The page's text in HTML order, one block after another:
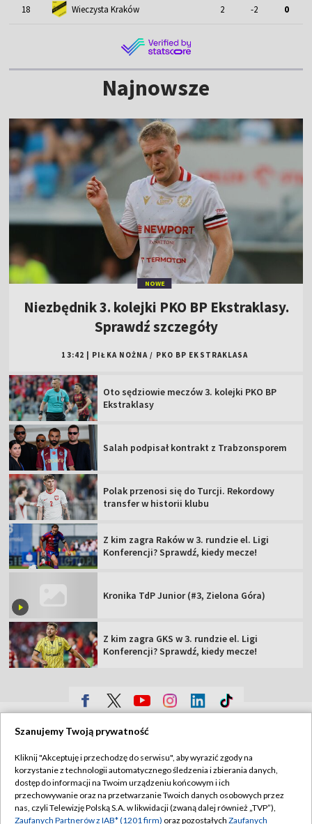
18 Wieczysta Kraków 2 -2 0
Najnowsze
NOWE
Niezbędnik 3. kolejki PKO BP Ekstraklasy.
Sprawdź szczegóły
13:42 PIŁKA NOŻNA / PKO BP EKSTRAKLASA
Oto sędziowie meczów 3. kolejki PKO BP
Ekstraklasy
Salah podpisał kontrakt z Trabzonsporem
Polak przenosi się do Turcji. Rekordowy
transfer w historii klubu
Z kim zagra Raków w 3. rundzie el. Ligi
Konferencji? Sprawdź, kiedy mecze!
Kronika TdP Junior (#3, Zielona Góra)
Z kim zagra GKS w 3. rundzie el. Ligi
Konferencji? Sprawdź, kiedy mecze!
Sklep TVP
Biuro Reklamy
Oferta Handlowa
Polityka prywatności
Moje zgody
Biuro reklamy
Szanujemy Twoją prywatność
Kliknij "Akceptuję i przechodzę do serwisu", aby wyrazić zgody na
korzystanie z technologii automatycznego śledzenia i zbierania danych,
dostęp do informacji na Twoim urządzeniu końcowym i ich
przechowywanie oraz na przetwarzanie Twoich danych osobowych przez
nas, czyli Telewizję Polską S.A. w likwidacji (zwaną dalej również „TVP”),
Zaufanych Partnerów z IAB* (1201 firm) oraz pozostałych Zaufanych